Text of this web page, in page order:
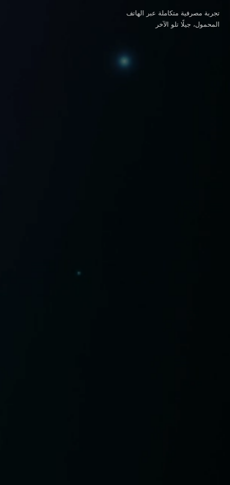
تجربة مصرفية متكاملة عبر الهاتف
المحمول، جيلًا تلو الآخر